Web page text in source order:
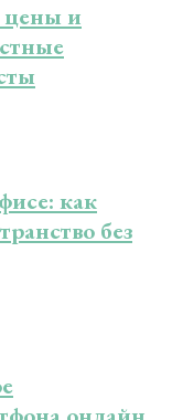
цены и
как
без